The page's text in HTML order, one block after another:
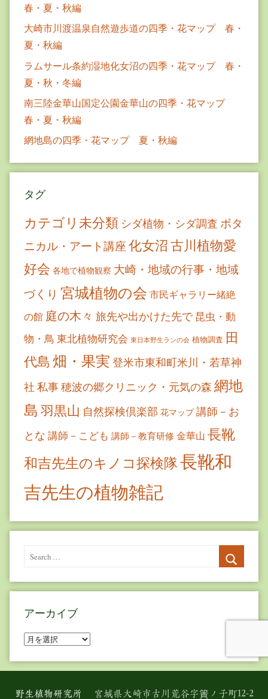
春・夏・秋編
大崎市川渡温泉自然遊歩道の四季・花マップ 春・
夏・秋編
ラムサール条約湿地化女沼の四季・花マップ 春・
夏・秋・冬編
南三陸金華山国定公園金華山の四季・花マップ
春・夏・秋編
網地島の四季・花マップ 夏・秋編
タグ
カテゴリ未分類 シダ植物・シダ調査 ボタ
ニカル・アート講座 化女沼古川植物愛
好会 各地で植物観察 大崎・地域の行事・地域
づくり 宮城植物の会 市民ギャラリー緒絶
の館 庭の木々 旅先や出かけた先で 昆虫・動
物・鳥 東北植物研究会 東日本野生ランの会 植物調査 田
代島 畑・果実 登米市東和町米川・若草神
社 私事穂波の郷クリニック・元気の森 網地
島 羽黒山 自然探検倶楽部 花マップ 講師－お
とな 講師－こども 講師－教育研修 金華山 長靴
和吉先生のキノコ探検隊長靴和
吉先生の植物雑記
Search
アーカイブ
ア
カ
イ
野生植物研究所 宮城県大崎市古川荒谷字簀ノ子町12-2